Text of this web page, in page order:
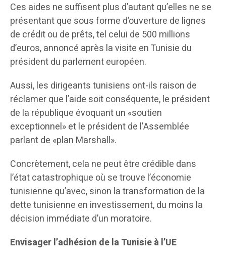
Ces aides ne suffisent plus d’autant qu’elles ne se
présentant que sous forme d’ouverture de lignes
de crédit ou de prêts, tel celui de 500 millions
d’euros, annoncé après la visite en Tunisie du
président du parlement européen.
Aussi, les dirigeants tunisiens ont-ils raison de
réclamer que l’aide soit conséquente, le président
de la république évoquant un «soutien
exceptionnel» et le président de l’Assemblée
parlant de «plan Marshall».
Concrètement, cela ne peut être crédible dans
l’état catastrophique où se trouve l’économie
tunisienne qu’avec, sinon la transformation de la
dette tunisienne en investissement, du moins la
décision immédiate d’un moratoire.
Envisager l’adhésion de la Tunisie à l’UE